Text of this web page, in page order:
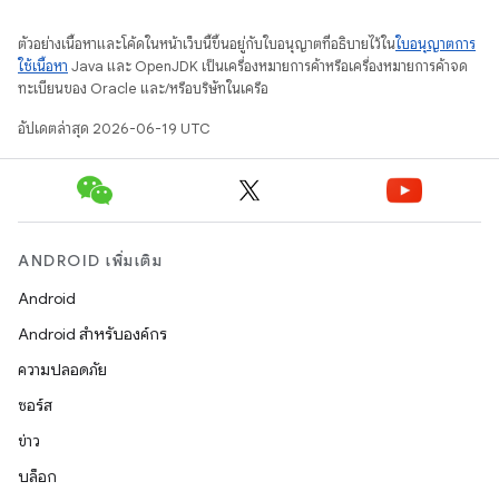
ตัวอย่างเนื้อหาและโค้ดในหน้าเว็บนี้ขึ้นอยู่กับใบอนุญาตที่อธิบายไว้ในใบอนุญาตการ
ใช้เนื้อหา Java และ OpenJDK เป็นเครื่องหมายการค้าหรือเครื่องหมายการค้าจด
ทะเบียนของ Oracle และ/หรือบริษัทในเครือ
อัปเดตล่าสุด 2026-06-19 UTC
ANDROID เพิ่มเติม
Android
Android สำหรับองค์กร
ความปลอดภัย
ซอร์ส
ข่าว
บล็อก